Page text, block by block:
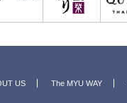
US The MYU WAY